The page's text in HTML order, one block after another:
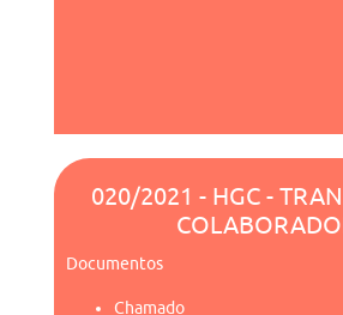
020/2021 - HGC -
Documentos
Chamado